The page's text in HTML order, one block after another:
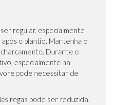
regular, especialmente
o plantio. Mantenha o
Durante o
especialmente na
pode necessitar de
regas pode ser reduzida.